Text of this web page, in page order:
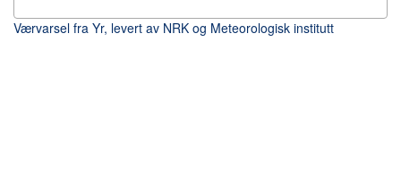
Værvarsel fra Yr, levert av NRK og Meteorologisk institutt